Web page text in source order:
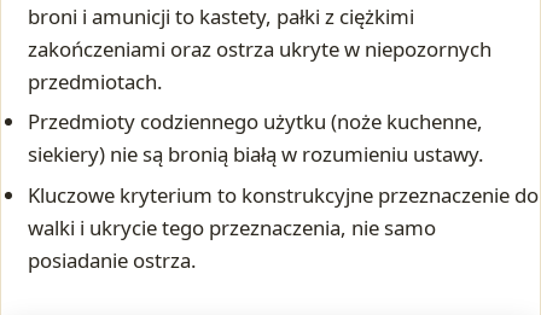
broni i amunicji to kastety, pałki z ciężkimi
zakończeniami oraz ostrza ukryte w niepozornych
przedmiotach.
Przedmioty codziennego użytku (noże kuchenne,
siekiery) nie są bronią białą w rozumieniu ustawy.
Kluczowe kryterium to konstrukcyjne przeznaczenie do
walki i ukrycie tego przeznaczenia, nie samo
posiadanie ostrza.